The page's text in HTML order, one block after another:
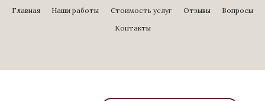
Главная Наши работы Стоимость услуг Отзывы
Вопросы
Контакты